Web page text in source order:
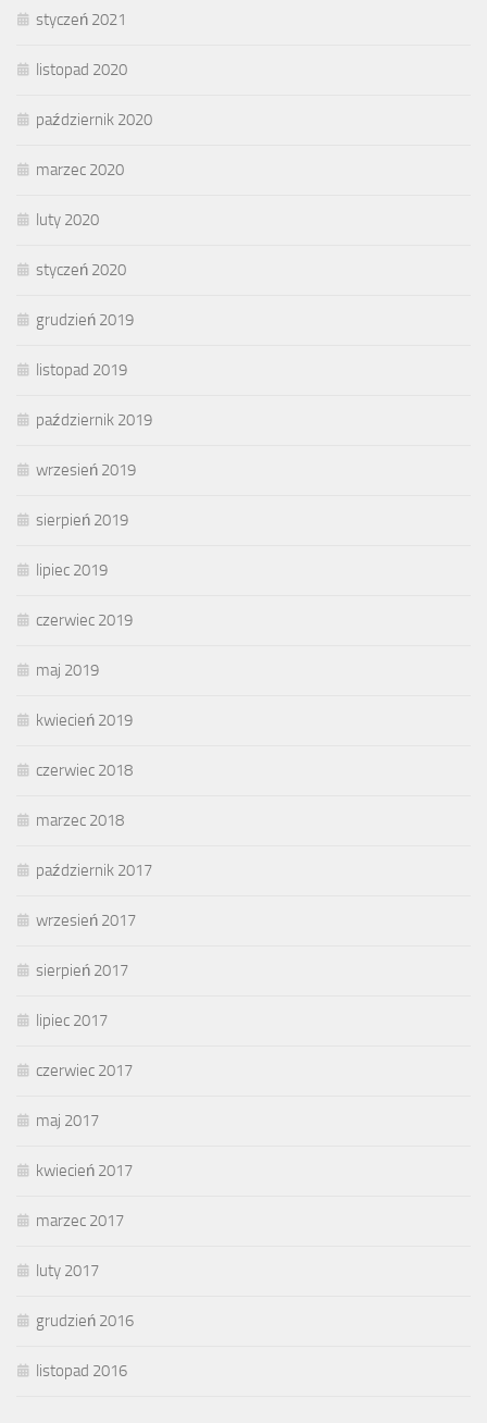
styczeń 2021
listopad 2020
październik 2020
marzec 2020
luty 2020
styczeń 2020
grudzień 2019
listopad 2019
październik 2019
wrzesień 2019
sierpień 2019
lipiec 2019
czerwiec 2019
maj 2019
kwiecień 2019
czerwiec 2018
marzec 2018
październik 2017
wrzesień 2017
sierpień 2017
lipiec 2017
czerwiec 2017
maj 2017
kwiecień 2017
marzec 2017
luty 2017
grudzień 2016
listopad 2016